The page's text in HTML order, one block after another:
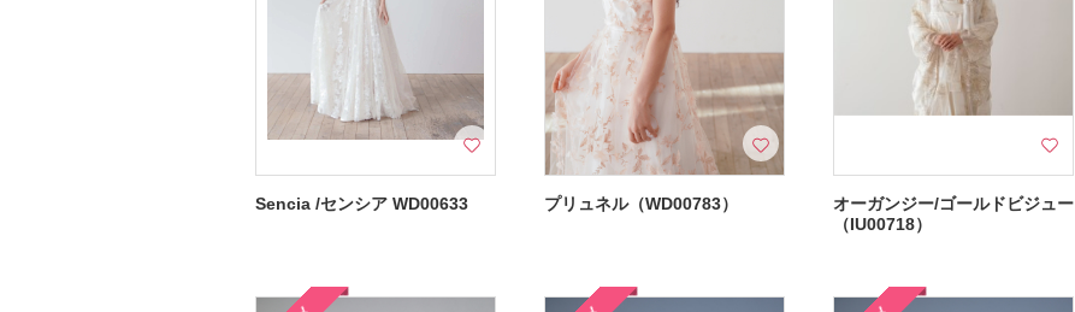
Sencia /センシア WD00633 プリュネル（WD00783）
オーガンジー/ゴールドビジュー
（IU00718）